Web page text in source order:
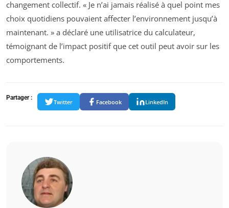
changement collectif. « Je n’ai jamais réalisé à quel point mes
choix quotidiens pouvaient affecter l’environnement jusqu’à
maintenant. » a déclaré une utilisatrice du calculateur,
témoignant de l’impact positif que cet outil peut avoir sur les
comportements.
Partager :
Twitter Facebook LinkedIn